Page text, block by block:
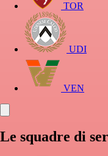
TOR
UDI
VEN
Le squadre di